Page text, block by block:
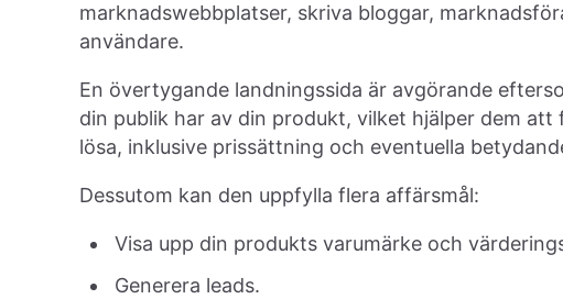
marknadswebbplatser, skriva bloggar,
användare.
En övertygande landningssida är avgörande
din publik har av din produkt, vilket hjälper dem
lösa, inklusive prissättning och eventuella
Dessutom kan den uppfylla flera affärsmål:
Visa upp din produkts varumärke och
Generera leads.